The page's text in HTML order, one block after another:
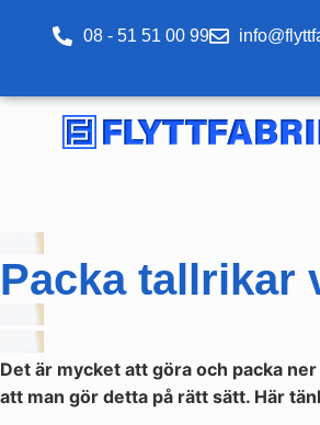
08 - 51 51 00 99
Packa tallrikar
Det är mycket att göra och packa
att man gör detta på rätt sätt. Här